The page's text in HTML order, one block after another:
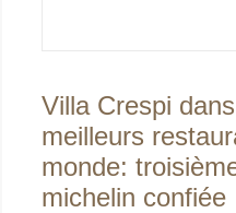
Villa Crespi
meilleurs
monde:
michelin confiée